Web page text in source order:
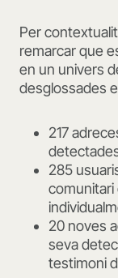
Per
remarcar que
en un univers
desglossades
217
285
comunitari
20 noves
seva
testimoni